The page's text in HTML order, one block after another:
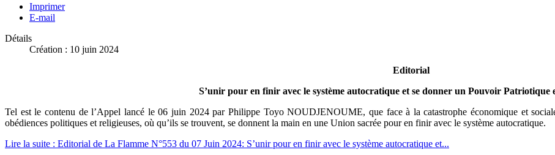
Imprimer
E-mail
Détails
Création : 10 juin 2024
Editorial
S’unir pour en finir avec le système autocratique et se donner un Pouvoir Patriotique
Tel est le contenu de l’Appel lancé le 06 juin 2024 par Philippe Toyo NOUDJENOUME, que face à la catastrophe économique et
obédiences politiques et religieuses, où qu’ils se trouvent, se donnent la main en une Union sacrée pour en finir avec le système autocratique.
Lire la suite : Editorial de La Flamme N°553 du 07 Juin 2024: S’unir pour en finir avec le système autocratique et...